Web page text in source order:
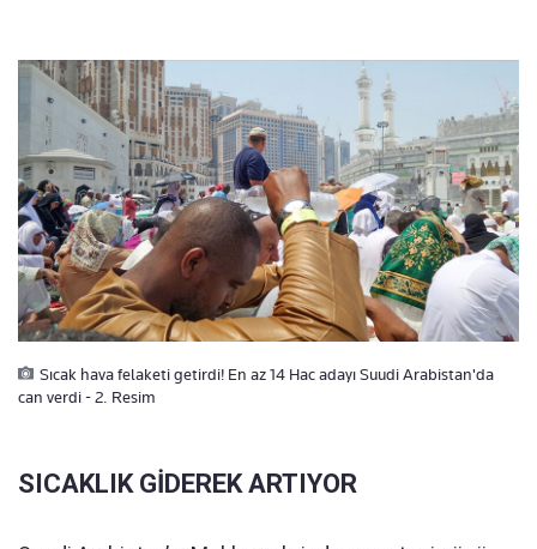
Sıcak hava felaketi getirdi! En az 14 Hac adayı Suudi Arabistan'da
can verdi - 2. Resim
SICAKLIK GİDEREK ARTIYOR